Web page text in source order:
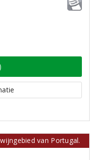
van Portugal.